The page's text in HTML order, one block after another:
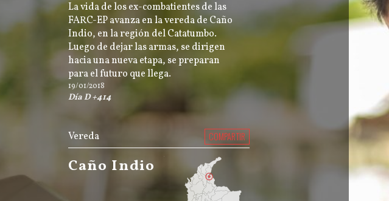
La vida de los ex-combatientes de las
FARC-EP avanza en la vereda de Caño
Indio, en la región del Catatumbo.
Luego de dejar las armas, se dirigen
hacia una nueva etapa, se preparan
para el futuro que llega.
19/01/2018
Día D +414
Vereda COMPARTIR
Caño Indio